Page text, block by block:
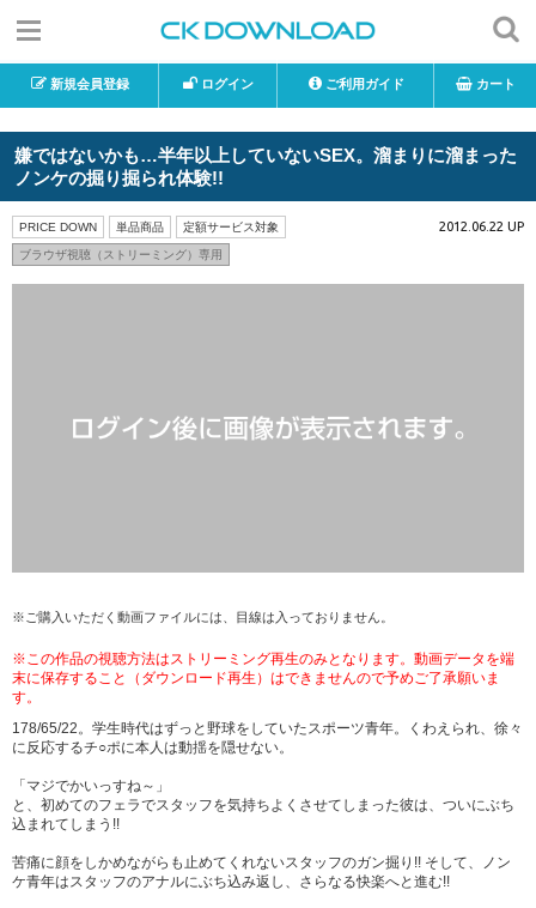
新規会員登録 ログイン ご利用ガイド カート
嫌ではないかも…半年以上していないSEX。溜まりに溜まった
ノンケの掘り掘られ体験!!
PRICE DOWN 単品商品 定額サービス対象
ブラウザ視聴（ストリーミング）専用
2012.06.22 UP
※ご購入いただく動画ファイルには、目線は入っておりません。
※この作品の視聴方法はストリーミング再生のみとなります。動画データを端
末に保存すること（ダウンロード再生）はできませんので予めご了承願いま
す。
178/65/22。学生時代はずっと野球をしていたスポーツ青年。くわえられ、徐々
に反応するチ○ポに本人は動揺を隠せない。
「マジでかいっすね～」
と、初めてのフェラでスタッフを気持ちよくさせてしまった彼は、ついにぶち
込まれてしまう!!
苦痛に顔をしかめながらも止めてくれないスタッフのガン掘り!! そして、ノン
ケ青年はスタッフのアナルにぶち込み返し、さらなる快楽へと進む!!